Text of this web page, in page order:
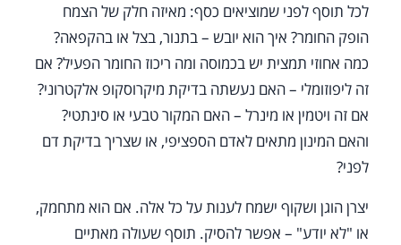
לכל תוסף לפני שמוציאים כסף: מאיזה חלק של הצמח
הופק החומר? איך הוא יובש – בתנור, בצל או בהקפאה?
כמה אחוזי תמצית יש בכמוסה ומה ריכוז החומר הפעיל? אם
זה ליפוזומלי – האם נעשתה בדיקת מיקרוסקופ אלקטרוני?
אם זה ויטמין או מינרל – האם המקור טבעי או סינתטי?
והאם המינון מתאים לאדם הספציפי, או שצריך בדיקת דם
לפני?
יצרן הוגן ושקוף ישמח לענות על כל אלה. אם הוא מתחמק,
או "לא יודע" – אפשר להסיק. תוסף שעולה מאתיים